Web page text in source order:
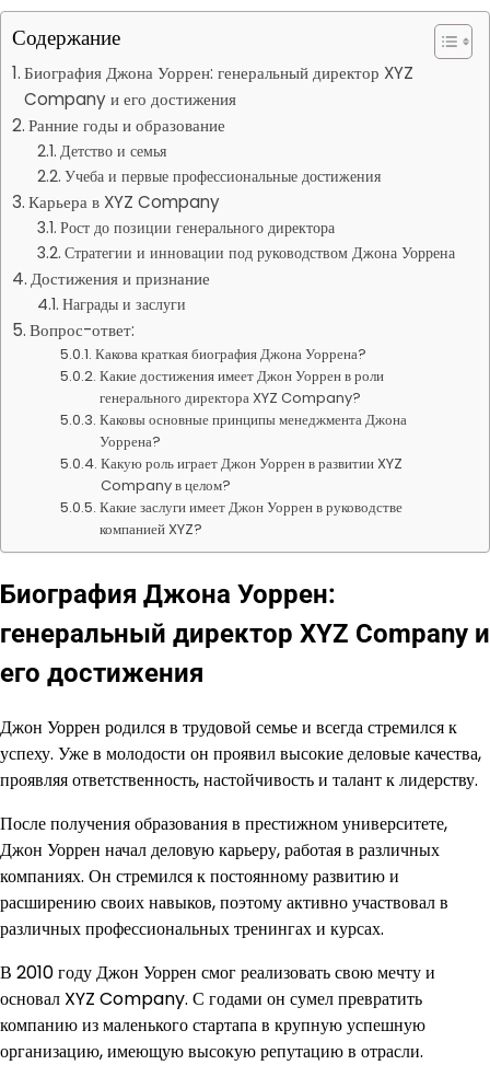
Содержание
Биография Джона Уоррен: генеральный директор XYZ
Company и его достижения
Ранние годы и образование
Детство и семья
Учеба и первые профессиональные достижения
Карьера в XYZ Company
Рост до позиции генерального директора
Стратегии и инновации под руководством Джона Уоррена
Достижения и признание
Награды и заслуги
Вопрос-ответ:
Какова краткая биография Джона Уоррена?
Какие достижения имеет Джон Уоррен в роли
генерального директора XYZ Company?
Каковы основные принципы менеджмента Джона
Уоррена?
Какую роль играет Джон Уоррен в развитии XYZ
Company в целом?
Какие заслуги имеет Джон Уоррен в руководстве
компанией XYZ?
Биография Джона Уоррен:
генеральный директор XYZ Company и
его достижения
Джон Уоррен родился в трудовой семье и всегда стремился к
успеху. Уже в молодости он проявил высокие деловые качества,
проявляя ответственность, настойчивость и талант к лидерству.
После получения образования в престижном университете,
Джон Уоррен начал деловую карьеру, работая в различных
компаниях. Он стремился к постоянному развитию и
расширению своих навыков, поэтому активно участвовал в
различных профессиональных тренингах и курсах.
В 2010 году Джон Уоррен смог реализовать свою мечту и
основал XYZ Company. С годами он сумел превратить
компанию из маленького стартапа в крупную успешную
организацию, имеющую высокую репутацию в отрасли.